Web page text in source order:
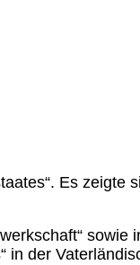
Es zeigte
sowie
in der